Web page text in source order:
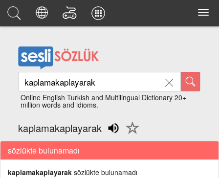
Online English Turkish and Multilingual Dictionary 20+
million words and idioms.
kaplamakaplayarak
sözlükte bulunamadı
kaplamakaplayarak sözlükte bulunamadı